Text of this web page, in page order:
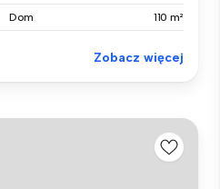
Dom 110 m²
Zobacz więcej